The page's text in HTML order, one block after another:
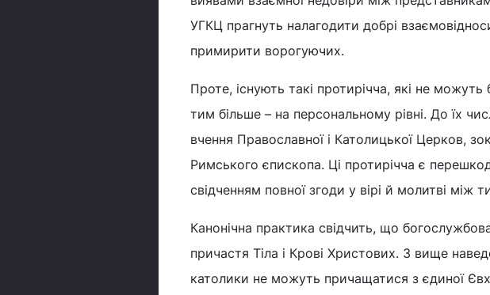
УГКЦ прагнуть налагодити добрі
примирити ворогуючих.
Проте, існують такі протирічча, які не
тим більше – на персональному рівні. До їх
вчення Православної і Католицької Церков,
Римського єпископа. Ці протирічча є
свідченням повної згоди у вірі й молитві між
Канонічна практика свідчить, що
причастя Тіла і Крові Христових. З вище
католики не можуть причащатися з єдиної